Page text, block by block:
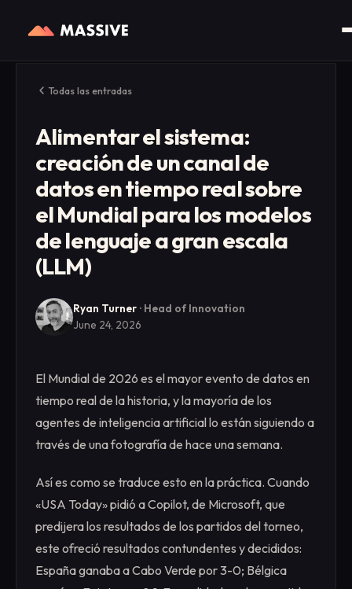
Todas las entradas
Alimentar el sistema:
creación de un canal de
datos en tiempo real sobre
el Mundial para los modelos
de lenguaje a gran escala
(LLM)
Ryan Turner · Head of Innovation
June 24, 2026
El Mundial de 2026 es el mayor evento de datos en
tiempo real de la historia, y la mayoría de los
agentes de inteligencia artificial lo están siguiendo a
través de una fotografía de hace una semana.
Así es como se traduce esto en la práctica. Cuando
«USA Today» pidió a Copilot, de Microsoft, que
predijera los resultados de los partidos del torneo,
este ofreció resultados contundentes y decididos:
España ganaba a Cabo Verde por 3-0; Bélgica